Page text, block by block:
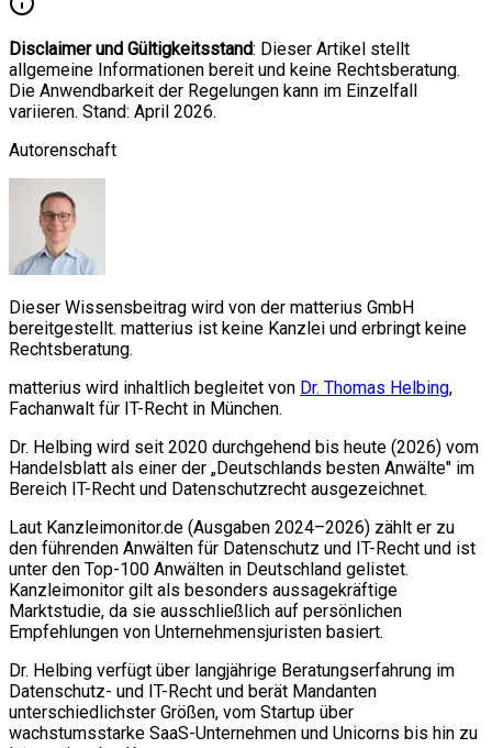
Disclaimer und Gültigkeitsstand: Dieser Artikel stellt
allgemeine Informationen bereit und keine Rechtsberatung.
Die Anwendbarkeit der Regelungen kann im Einzelfall
variieren. Stand: April 2026.
Autorenschaft
Dieser Wissensbeitrag wird von der matterius GmbH
bereitgestellt. matterius ist keine Kanzlei und erbringt keine
Rechtsberatung.
matterius wird inhaltlich begleitet von Dr. Thomas Helbing,
Fachanwalt für IT-Recht in München.
Dr. Helbing wird seit 2020 durchgehend bis heute (2026) vom
Handelsblatt als einer der „Deutschlands besten Anwälte" im
Bereich IT-Recht und Datenschutzrecht ausgezeichnet.
Laut Kanzleimonitor.de (Ausgaben 2024–2026) zählt er zu
den führenden Anwälten für Datenschutz und IT-Recht und ist
unter den Top-100 Anwälten in Deutschland gelistet.
Kanzleimonitor gilt als besonders aussagekräftige
Marktstudie, da sie ausschließlich auf persönlichen
Empfehlungen von Unternehmensjuristen basiert.
Dr. Helbing verfügt über langjährige Beratungserfahrung im
Datenschutz- und IT-Recht und berät Mandanten
unterschiedlichster Größen, vom Startup über
wachstumsstarke SaaS-Unternehmen und Unicorns bis hin zu